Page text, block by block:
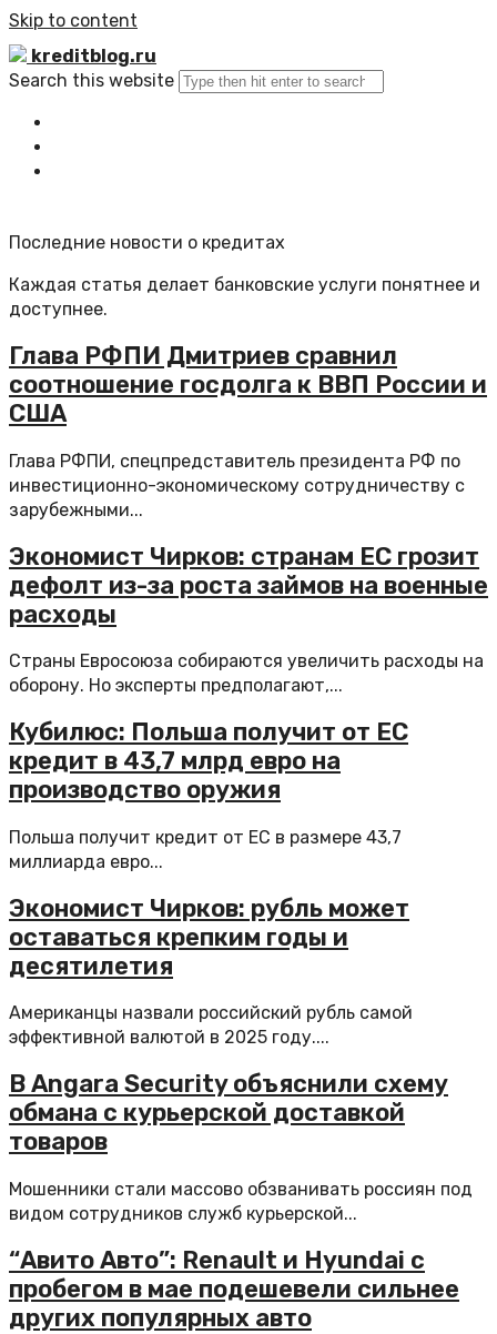
Skip to content
kreditblog.ru
Search this website
Последние новости о кредитах
Каждая статья делает банковские услуги понятнее и
доступнее.
Глава РФПИ Дмитриев сравнил
соотношение госдолга к ВВП России и
США
Глава РФПИ, спецпредставитель президента РФ по
инвестиционно-экономическому сотрудничеству с
зарубежными...
Экономист Чирков: странам ЕС грозит
дефолт из-за роста займов на военные
расходы
Страны Евросоюза собираются увеличить расходы на
оборону. Но эксперты предполагают,...
Кубилюс: Польша получит от ЕС
кредит в 43,7 млрд евро на
производство оружия
Польша получит кредит от ЕС в размере 43,7
миллиарда евро...
Экономист Чирков: рубль может
оставаться крепким годы и
десятилетия
Американцы назвали российский рубль самой
эффективной валютой в 2025 году....
В Angara Security объяснили схему
обмана с курьерской доставкой
товаров
Мошенники стали массово обзванивать россиян под
видом сотрудников служб курьерской...
“Авито Авто”: Renault и Hyundai с
пробегом в мае подешевели сильнее
других популярных авто